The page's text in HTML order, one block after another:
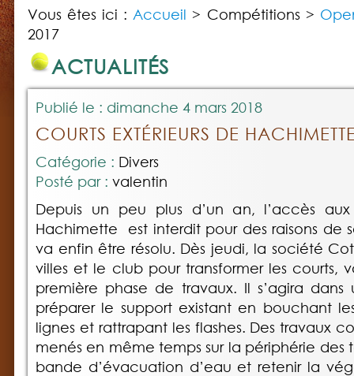
Vous êtes ici : Accueil > Compétitions>
2017
ACTUALITÉS
Publié le : dimanche 4 mars 2018
COURTS EXTÉRIEURS DE
Catégorie : Divers
Posté par : valentin
Depuis un peu plus d’un an, l’accès
Hachimette est interdit pour des raisons de
va enfin être résolu. Dès jeudi, la société
villes et le club pour transformer les courts,
première phase de travaux. Il s’agira
préparer le support existant en bouchant
lignes et rattrapant les flashes. Des travaux
menés en même temps sur la périphérie des
bande d’évacuation d’eau et retenir la